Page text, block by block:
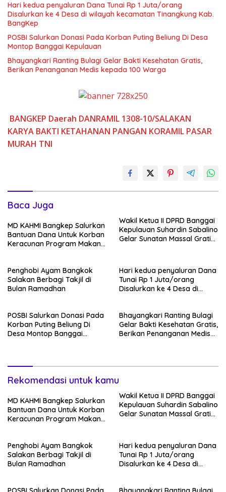
Hari kedua penyaluran Dana Tunai Rp 1 Juta/orang
Disalurkan ke 4 Desa di wilayah kecamatan Tinangkung Kab.
BangKep
POSBI Salurkan Donasi Pada Korban Puting Beliung Di Desa
Montop Banggai Kepulauan
Bhayangkari Ranting Bulagi Gelar Bakti Kesehatan Gratis,
Berikan Penanganan Medis kepada 100 Warga
BANGKEP Daerah DANRAMIL 1308-10/SALAKAN
KARYA BAKTI KETAHANAN PANGAN KORAMIL PASAR
MURAH TNI
Baca Juga
MD KAHMI Bangkep Salurkan
Bantuan Dana Untuk Korban
Keracunan Program Makan
Wakil Ketua II DPRD Banggai
Kepulauan Suhardin Sabalino
Gelar Sunatan Massal Gratis
Penghobi Ayam Bangkok
Salakan Berbagi Takjil di
Bulan Ramadhan
Hari kedua penyaluran Dana
Tunai Rp 1 Juta/orang
Disalurkan ke 4 Desa di
POSBI Salurkan Donasi Pada
Korban Puting Beliung Di
Desa Montop Banggai
Bhayangkari Ranting Bulagi
Gelar Bakti Kesehatan Gratis,
Berikan Penanganan Medis
Rekomendasi untuk kamu
MD KAHMI Bangkep Salurkan
Bantuan Dana Untuk Korban
Keracunan Program Makan
Wakil Ketua II DPRD Banggai
Kepulauan Suhardin Sabalino
Gelar Sunatan Massal Gratis
Penghobi Ayam Bangkok
Salakan Berbagi Takjil di
Bulan Ramadhan
Hari kedua penyaluran Dana
Tunai Rp 1 Juta/orang
Disalurkan ke 4 Desa di